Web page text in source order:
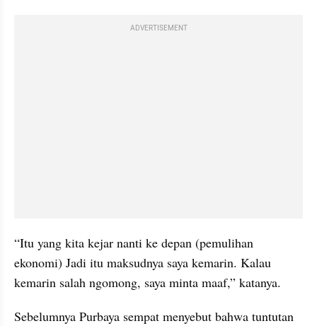
ADVERTISEMENT
“Itu yang kita kejar nanti ke depan (pemulihan
ekonomi) Jadi itu maksudnya saya kemarin. Kalau
kemarin salah ngomong, saya minta maaf,” katanya.
Sebelumnya Purbaya sempat menyebut bahwa tuntutan